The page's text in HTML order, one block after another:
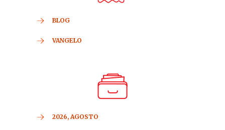
BLOG
VANGELO
2026, AGOSTO